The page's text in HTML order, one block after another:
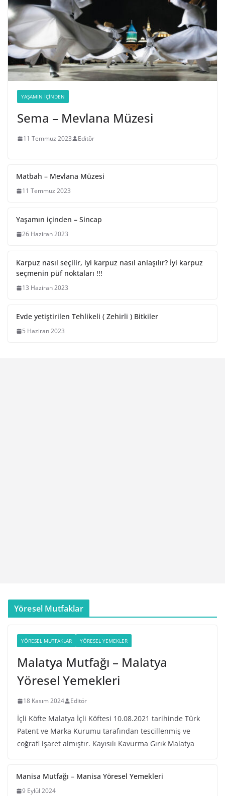
YAŞAMIN İÇINDEN
Sema – Mevlana Müzesi
11 Temmuz 2023 Editör
Matbah – Mevlana Müzesi
11 Temmuz 2023
Yaşamın içinden – Sincap
26 Haziran 2023
Karpuz nasıl seçilir, iyi karpuz nasıl anlaşılır? İyi karpuz
seçmenin püf noktaları !!!
13 Haziran 2023
Evde yetiştirilen Tehlikeli ( Zehirli ) Bitkiler
5 Haziran 2023
Yöresel Mutfaklar
YÖRESEL MUTFAKLAR YÖRESEL YEMEKLER
Malatya Mutfağı – Malatya
Yöresel Yemekleri
18 Kasım 2024 Editör
İçli Köfte Malatya İçli Köftesi 10.08.2021 tarihinde Türk
Patent ve Marka Kurumu tarafından tescillenmiş ve
coğrafi işaret almıştır. Kayısılı Kavurma Gırık Malatya
Manisa Mutfağı – Manisa Yöresel Yemekleri
9 Eylül 2024